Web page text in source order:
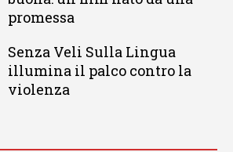
promessa
Senza Veli Sulla Lingua
illumina il palco contro la
violenza